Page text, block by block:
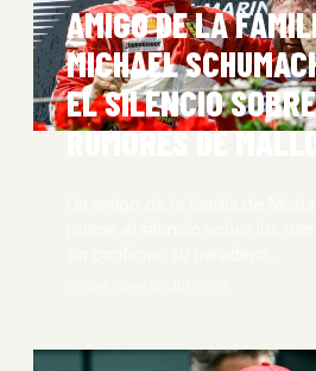
AMIGO DE LA
MICHAEL
EL SILENCIO
RUMORES DE